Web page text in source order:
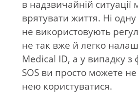
в надзвичайній ситуації
врятувати життя. Ні
не використовують
не так вже й легко
Medical ID, а у випадку з
SOS ви просто можете
нею користуватися.